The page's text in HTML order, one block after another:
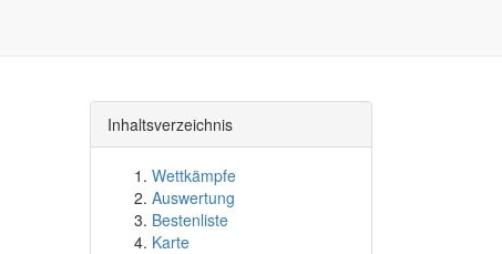
Inhaltsverzeichnis
Wettkämpfe
Auswertung
Bestenliste
Karte